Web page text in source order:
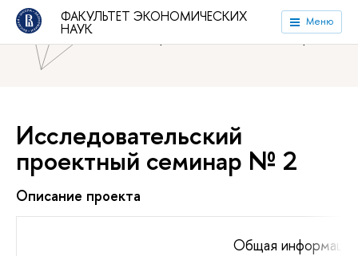
ФАКУЛЬТЕТ ЭКОНОМИЧЕСКИХ
НАУК Меню
Национальный исследовательский университет «Высшая
школа экономики»
Факультет экономических наук
Исследовательский
проектный семинар № 2
Описание проекта
Общая